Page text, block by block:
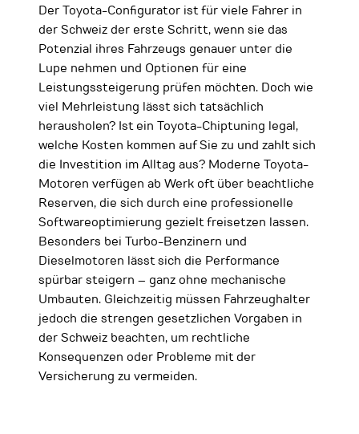
Der Toyota-Configurator ist für viele Fahrer in
der Schweiz der erste Schritt, wenn sie das
Potenzial ihres Fahrzeugs genauer unter die
Lupe nehmen und Optionen für eine
Leistungssteigerung prüfen möchten. Doch wie
viel Mehrleistung lässt sich tatsächlich
herausholen? Ist ein Toyota-Chiptuning legal,
welche Kosten kommen auf Sie zu und zahlt sich
die Investition im Alltag aus? Moderne Toyota-
Motoren verfügen ab Werk oft über beachtliche
Reserven, die sich durch eine professionelle
Softwareoptimierung gezielt freisetzen lassen.
Besonders bei Turbo-Benzinern und
Dieselmotoren lässt sich die Performance
spürbar steigern – ganz ohne mechanische
Umbauten. Gleichzeitig müssen Fahrzeughalter
jedoch die strengen gesetzlichen Vorgaben in
der Schweiz beachten, um rechtliche
Konsequenzen oder Probleme mit der
Versicherung zu vermeiden.